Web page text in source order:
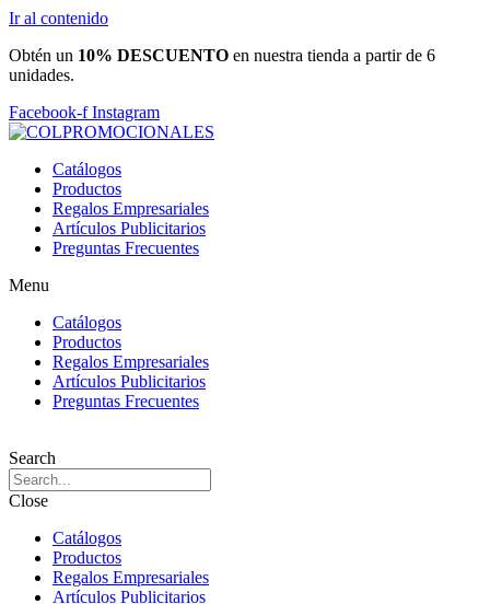
Ir al contenido
Obtén un 10% DESCUENTO en nuestra tienda a partir de 6
unidades.
Facebook-f Instagram
Catálogos
Productos
Regalos Empresariales
Artículos Publicitarios
Preguntas Frecuentes
Menu
Catálogos
Productos
Regalos Empresariales
Artículos Publicitarios
Preguntas Frecuentes
Search
Close
Catálogos
Productos
Regalos Empresariales
Artículos Publicitarios